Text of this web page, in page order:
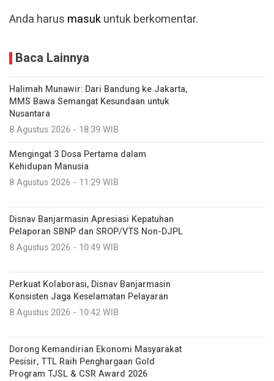
Anda harus masukuntuk berkomentar.
Baca Lainnya
Halimah Munawir: Dari Bandung ke Jakarta,
MMS Bawa Semangat Kesundaan untuk
Nusantara
8 Agustus 2026 - 18:39 WIB
Mengingat 3 Dosa Pertama dalam
Kehidupan Manusia
8 Agustus 2026 - 11:29 WIB
Disnav Banjarmasin Apresiasi Kepatuhan
Pelaporan SBNP dan SROP/VTS Non-DJPL
8 Agustus 2026 - 10:49 WIB
Perkuat Kolaborasi, Disnav Banjarmasin
Konsisten Jaga Keselamatan Pelayaran
8 Agustus 2026 - 10:42 WIB
Dorong Kemandirian Ekonomi Masyarakat
Pesisir, TTL Raih Penghargaan Gold
Program TJSL & CSR Award 2026